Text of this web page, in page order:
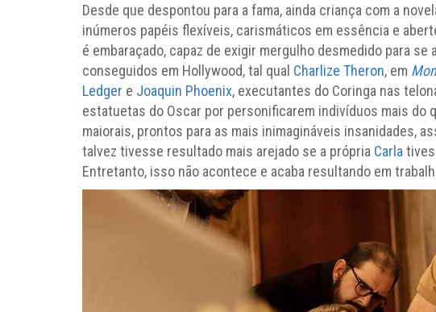
Desde que despontou para a fama, ainda criança com a
inúmeros papéis flexíveis, carismáticos em essência e
é embaraçado, capaz de exigir mergulho desmedido para
conseguidos em Hollywood, tal qual Charlize Theron, em
Ledger e Joaquin Phoenix, executantes do Coringa nas
estatuetas do Oscar por personificarem indivíduos mais do
maiorais, prontos para as mais inimagináveis insanidades,
talvez tivesse resultado mais arejado se a própria Carla
Entretanto, isso não acontece e acaba resultando em